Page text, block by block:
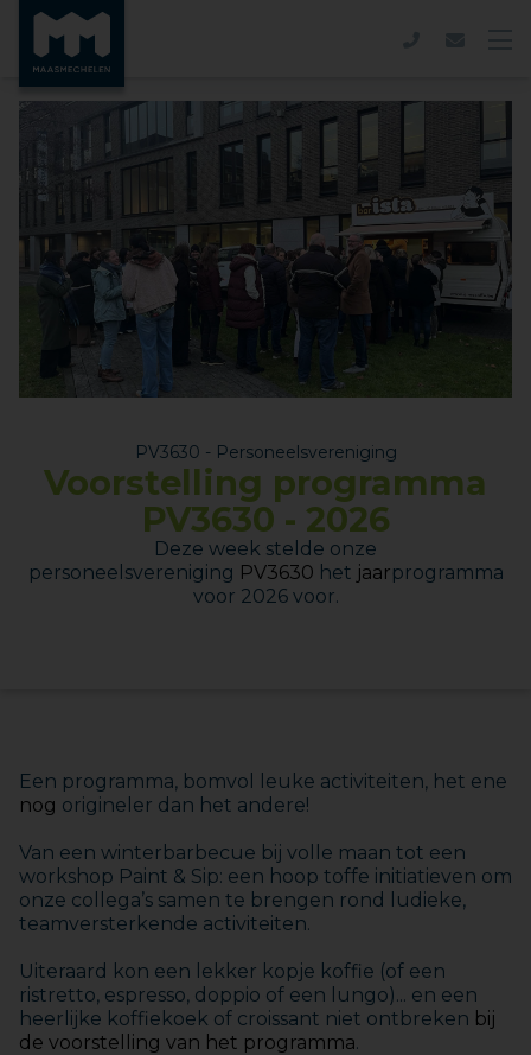
PV3630 - Personeelsvereniging
Voorstelling programma
PV3630 - 2026
Deze week stelde onze
personeelsvereniging PV3630 het jaarprogramma
voor 2026 voor.
Een programma, bomvol leuke activiteiten, het ene
nog origineler dan het andere!
Van een winterbarbecue bij volle maan tot een
workshop Paint & Sip: een hoop toffe initiatieven om
onze collega’s samen te brengen rond ludieke,
teamversterkende activiteiten.
Uiteraard kon een lekker kopje koffie (of een
ristretto, espresso, doppio of een lungo)... en een
heerlijke koffiekoek of croissant niet ontbreken bij
de voorstelling van het programma.